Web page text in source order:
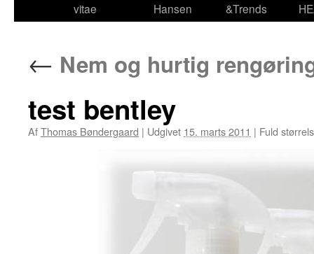
vitae
Hansen
&Trends
← Nem og hurtig
test bentley
AfThomas Bøndergaard | Udgivet 15. marts 2011 | Fuld